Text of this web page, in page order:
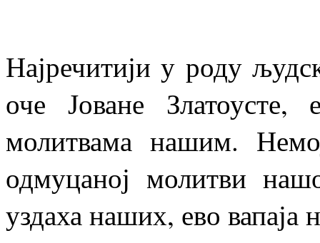
Најречитији у роду
оче Јоване
молитвама нашим.
одмуцаној молитви
уздаха наших, ево